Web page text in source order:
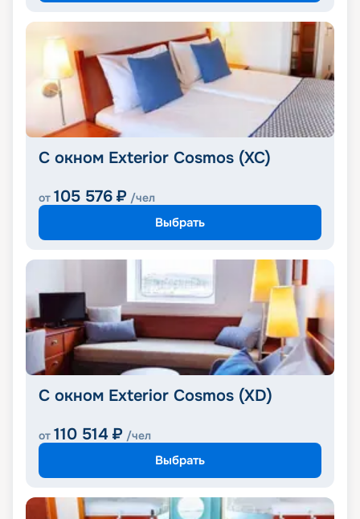
С окном Exterior Cosmos (XC)
от 105 576 ₽ /чел
Выбрать
С окном Exterior Cosmos (XD)
от 110 514 ₽ /чел
Выбрать